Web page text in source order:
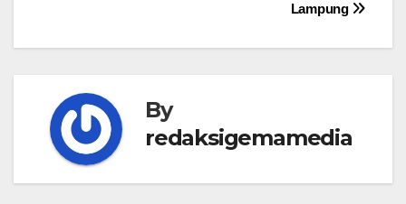
Lampung
By
redaksigemamedia